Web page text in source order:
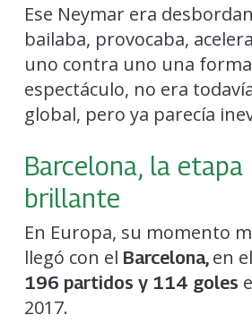
Ese Neymar era
bailaba, provocaba,
uno contra uno una
espectáculo, no era
global, pero ya parecía
Barcelona, la etapa
brillante
En Europa, su momento
llegó con el Barcelona, en
196 partidos y 114 goles
2017.